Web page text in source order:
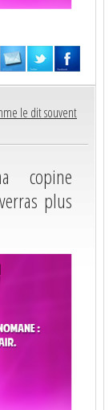
le dit souvent
copine
plus